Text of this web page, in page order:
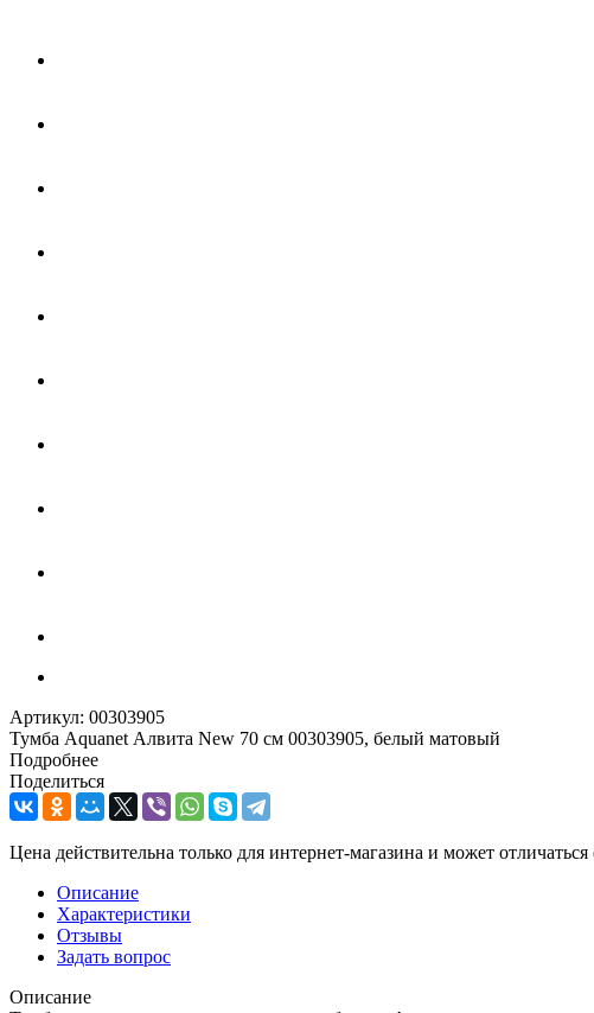
Артикул: 00303905
Тумба Aquanet Алвита New 70 см 00303905, белый матовый
Подробнее
Поделиться
Цена действительна только для интернет-магазина и может
Описание
Характеристики
Отзывы
Задать вопрос
Описание